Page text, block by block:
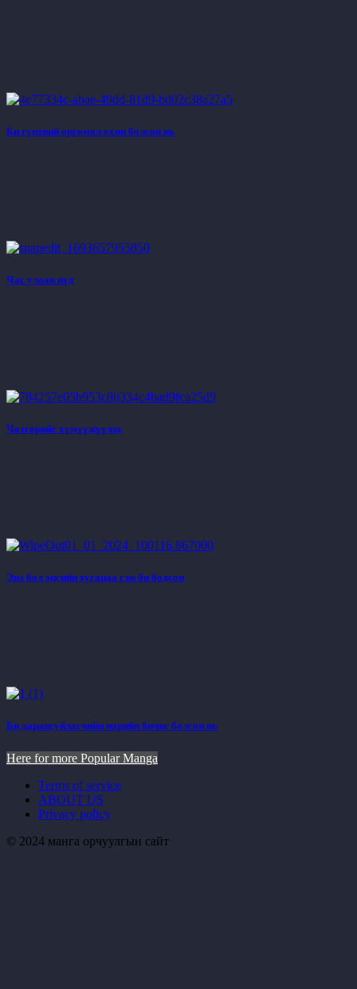
Би гүнтний өргөмөл охин болсон нь
Час улаан нүд
Чөтгөрийг хүмүүжүүлэх
Энэ бол эцсийн хугацаа гэж би бодсон
Би дарангуйлагчийн нарийн бичиг болсон нь
Here for more Popular Manga
Terms of service
ABOUT US
Privacy policy
© 2024 манга орчуулгын сайт